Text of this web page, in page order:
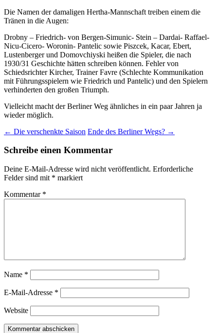
Die Namen der damaligen Hertha-Mannschaft treiben einem die
Tränen in die Augen:
Drobny – Friedrich- von Bergen-Simunic- Stein – Dardai- Raffael-
Nicu-Cicero- Woronin- Pantelic sowie Piszcek, Kacar, Ebert,
Lustenberger und Domovchiyski heißen die Spieler, die nach
1930/31 Geschichte hätten schreiben können. Fehler von
Schiedsrichter Kircher, Trainer Favre (Schlechte Kommunikation
mit Führungsspielern wie Friedrich und Pantelic) und den Spielern
verhinderten den großen Triumph.
Vielleicht macht der Berliner Weg ähnliches in ein paar Jahren ja
wieder möglich.
Beitragsnavigation
← Die verschenkte Saison Ende des Berliner Wegs? →
Schreibe einen Kommentar
Deine E-Mail-Adresse wird nicht veröffentlicht. Erforderliche
Felder sind mit * markiert
Kommentar *
Name *
E-Mail-Adresse *
Website